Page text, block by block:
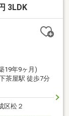
ｍ/徒歩5分■
海電鉄南海本
「岸里」駅ま
歩15分
3LDK
19年9ヶ月)
茶屋駅 徒歩7分
区松２